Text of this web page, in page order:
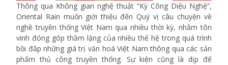
Thông qua Không gian nghệ thuật “Kỳ Công Diệu Nghệ”,
Oriental Rain muốn giới thiệu đến Quý vị câu chuyện về
nghề truyền thống Việt Nam qua nhiều thời kỳ, nhằm tôn
vinh đóng góp thầm lặng của nhiều thế hệ trong quá trình
bồi đắp những giá trị văn hoá Việt Nam thông qua các sản
phẩm thủ công truyền thống. Sự kiện cũng là dịp để